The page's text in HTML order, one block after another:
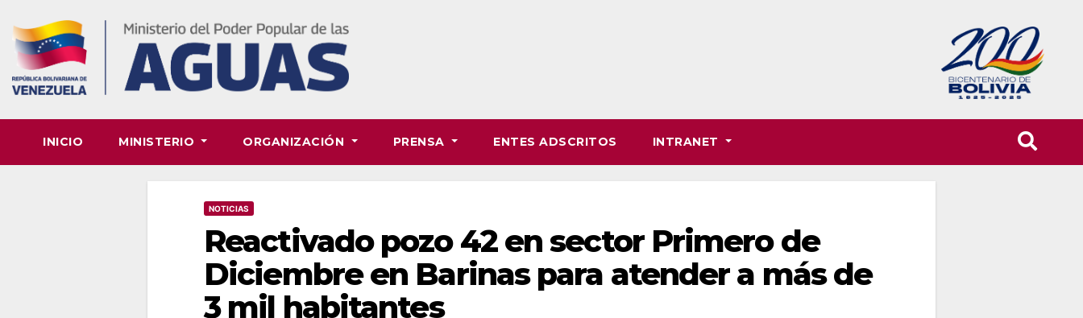
content
INICIO MINISTERIO ORGANIZACIÓN PRENSA ENTES ADSCRITOS INTRANET
NOTICIAS
Reactivado pozo 42 en sector Primero de
Diciembre en Barinas para atender a más de
3 mil habitantes